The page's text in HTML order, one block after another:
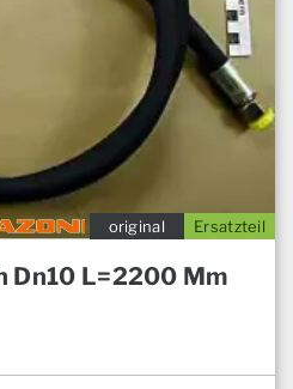
Ersatzteil
original
Dn10 L=2200 Mm